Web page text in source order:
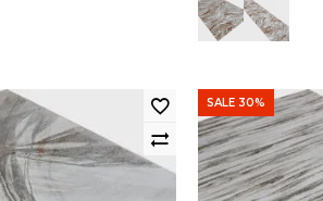
SALE 30%